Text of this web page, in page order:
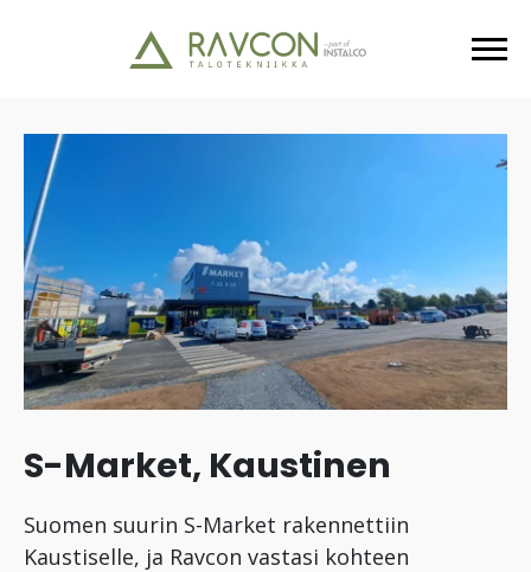
S-Market, Kaustinen
Suomen suurin S-Market rakennettiin
Kaustiselle, ja Ravcon vastasi kohteen